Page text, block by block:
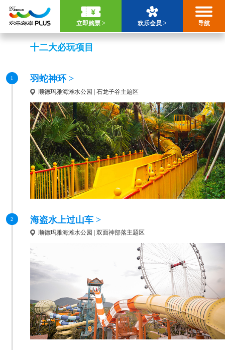
立即购票 > 欢乐会员 > 导航
十二大必玩项目
1 羽蛇神环 >
顺德玛雅海滩水公园 | 石龙子谷主题区
2 海盗水上过山车 >
顺德玛雅海滩水公园 | 双面神部落主题区